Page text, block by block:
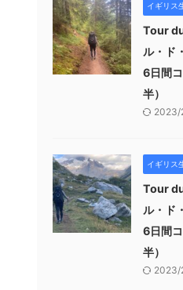
イギリス
Tour
ル・ド
6日間
半）
2023/
イギリス
Tour
ル・ド
6日間
半）
2023/